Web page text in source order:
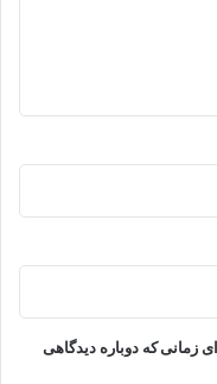
زمانی که دوباره دیدگاهی